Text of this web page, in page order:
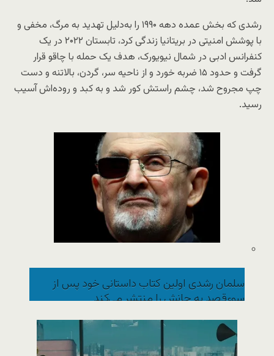
رشدی که بخش عمده دهه ۱۹۹۰ را به‌دلیل تهدید به مرگ، مخفی و
با پوشش امنیتی در بریتانیا زندگی کرد، تابستان ۲۰۲۲ در یک
کنفرانس ادبی در شمال نیویورک، هدف یک حمله با چاقو قرار
گرفت و حدود ۱۵ ضربه خورد و از ناحیه سر، گردن، بالاتنه و دست
چپ مجروح شد، چشم راستش کور شد و به کبد و روده‌اش آسیب
رسید.
سلمان رشدی اولین کتاب داستانی خود پس از
سوءقصد به جانش را منتشر می‌کند